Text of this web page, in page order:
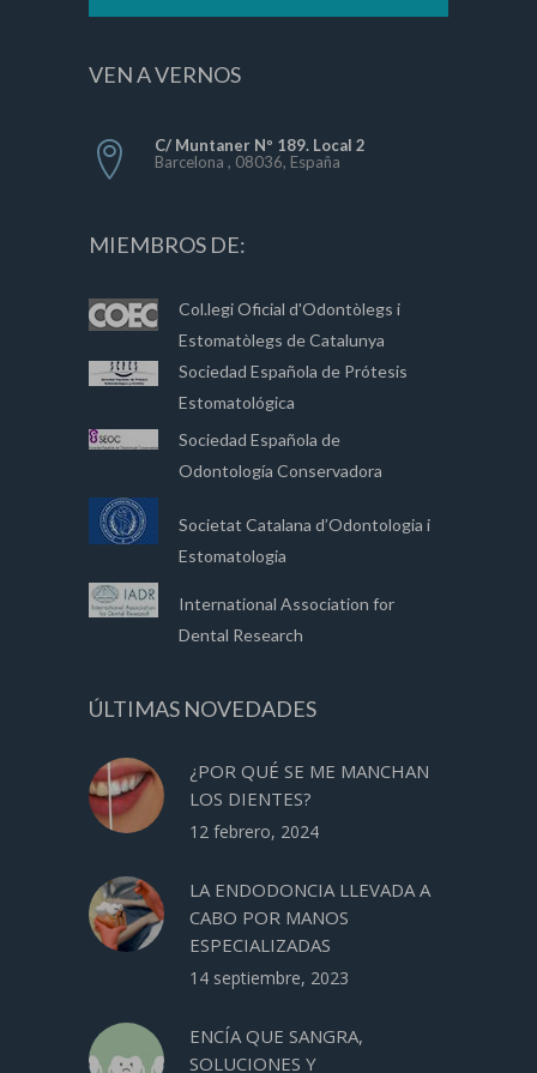
VEN A VERNOS
C/ Muntaner Nº 189. Local 2
Barcelona , 08036, España
MIEMBROS DE:
Col.legi Oficial d'Odontòlegs i
Estomatòlegs de Catalunya
Sociedad Española de Prótesis
Estomatológica
Sociedad Española de
Odontología Conservadora
Societat Catalana d’Odontologia i
Estomatologia
International Association for
Dental Research
ÚLTIMAS NOVEDADES
¿POR QUÉ SE ME MANCHAN
LOS DIENTES?
12 febrero, 2024
LA ENDODONCIA LLEVADA A
CABO POR MANOS
ESPECIALIZADAS
14 septiembre, 2023
ENCÍA QUE SANGRA,
SOLUCIONES Y